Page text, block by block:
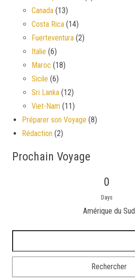
Canada (13)
Costa Rica (14)
Fuerteventura (2)
Italie (6)
Maroc (18)
Sicile (6)
Sri Lanka (12)
Viet-Nam (11)
Préparer son Voyage (8)
Rédaction (2)
Prochain Voyage
0
Days
Amérique du Sud